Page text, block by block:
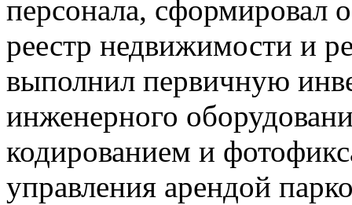
персонала, сформировал
реестр недвижимости и
выполнил первичную
инженерного
кодированием и
управления арендой